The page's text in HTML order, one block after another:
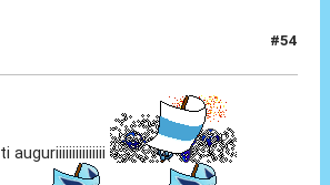
#54
auguriiiiiiiiiiiiiii